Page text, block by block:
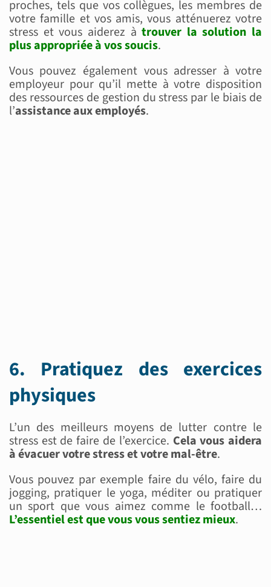
proches, tels que vos collègues, les membres de
votre famille et vos amis, vous atténuerez votre
stress et vous aiderez àtrouver la solution la
plus appropriée à vos soucis.
Vous pouvez également vous adresser à votre
employeur pour qu’il mette à votre disposition
des ressources de gestion du stress par le biais de
l’assistance aux employés.
6. Pratiquez des exercices
physiques
L’un des meilleurs moyens de lutter contre le
stress est de faire de l’exercice. Cela vous aidera
à évacuer votre stress et votre mal-être.
Vous pouvez par exemple faire du vélo, faire du
jogging, pratiquer le yoga, méditer ou pratiquer
un sport que vous aimez comme le football…
L’essentiel est que vous vous sentiez mieux.